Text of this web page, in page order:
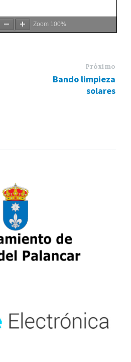
Zoom 100%
Próximo
Bando limpieza
solares